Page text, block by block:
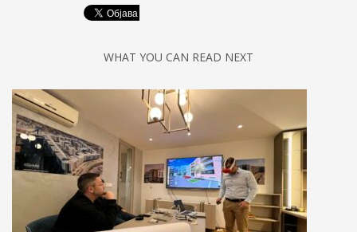
WHAT YOU CAN READ NEXT